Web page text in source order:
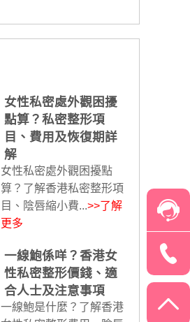
女性私密處外觀困擾
點算？私密整形項
目、費用及恢復期詳
解
女性私密處外觀困擾點
算？了解香港私密整形項
目、陰唇縮小費...>>了解
更多
一線鮑係咩？香港女
性私密整形價錢、適
合人士及注意事項
一線鮑是什麼？了解香港